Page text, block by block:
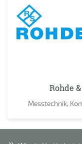
Rohde
Messtechnik,